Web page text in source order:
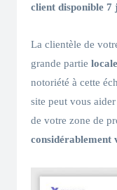
client disponible 7
La clientèle de
grande partie locale
notoriété à cette
site peut vous
de votre zone de
considérablement